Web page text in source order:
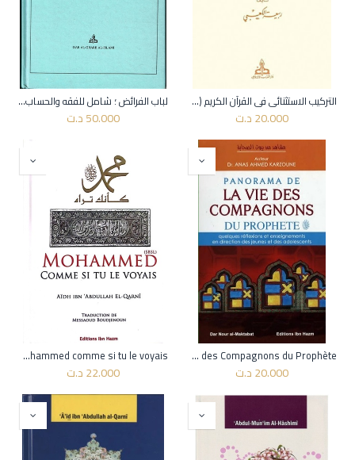
التركيب الاستثنائي في القرآن الكريم (فرنسية)
20.000د.ت
لباب الفرائض ؛ شامل للفقه والحساب والعمل (فرنسية)
50.000د.ت
Panorama de la Vie des Compagnons du Prophète
20.000د.ت
Mohammed comme si tu le voyais
22.000د.ت